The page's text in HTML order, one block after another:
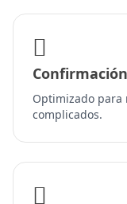
Optimizado
complicados.